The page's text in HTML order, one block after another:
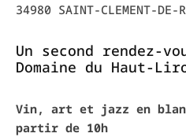
34980 SAINT-CLEMENT-DE-
Un second rendez-
Domaine du Haut-
Vin, art et jazz en
partir de 10h